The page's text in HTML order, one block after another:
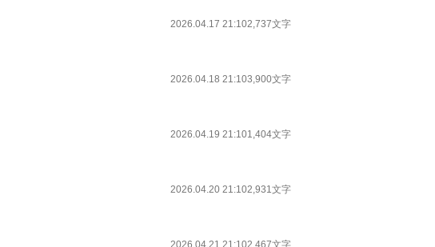
2026.04.17 21:102,737文字
2026.04.18 21:103,900文字
2026.04.19 21:101,404文字
2026.04.20 21:102,931文字
2026.04.21 21:102,467文字